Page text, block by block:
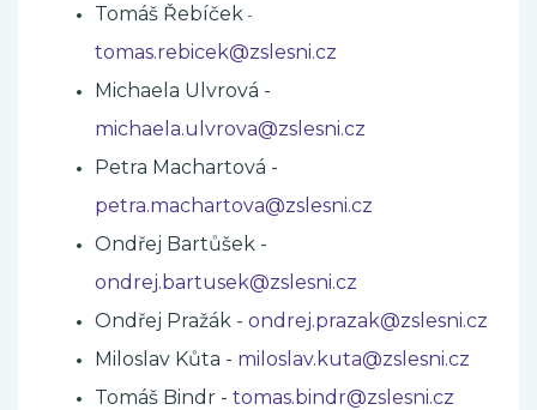
Tomáš Řebíček -
tomas.rebicek@zslesni.cz
Michaela Ulvrová -
michaela.ulvrova@zslesni.cz
Petra Machartová -
petra.machartova@zslesni.cz
Ondřej Bartůšek -
ondrej.bartusek@zslesni.cz
Ondřej Pražák - ondrej.prazak@zslesni.cz
Miloslav Kůta - miloslav.kuta@zslesni.cz
Tomáš Bindr - tomas.bindr@zslesni.cz